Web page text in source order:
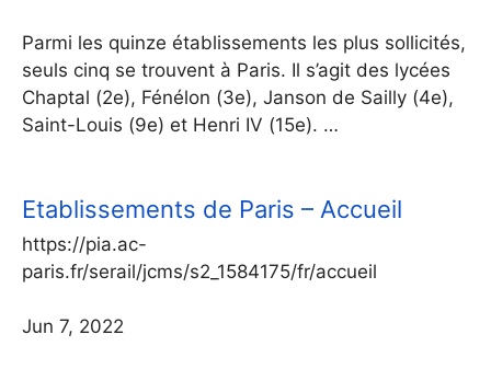
Parmi les quinze établissements les plus sollicités,
seuls cinq se trouvent à Paris. Il s’agit des lycées
Chaptal (2e), Fénélon (3e), Janson de Sailly (4e),
Saint-Louis (9e) et Henri IV (15e). …
Etablissements de Paris – Accueil
https://pia.ac-
paris.fr/serail/jcms/s2_1584175/fr/accueil
Jun 7, 2022